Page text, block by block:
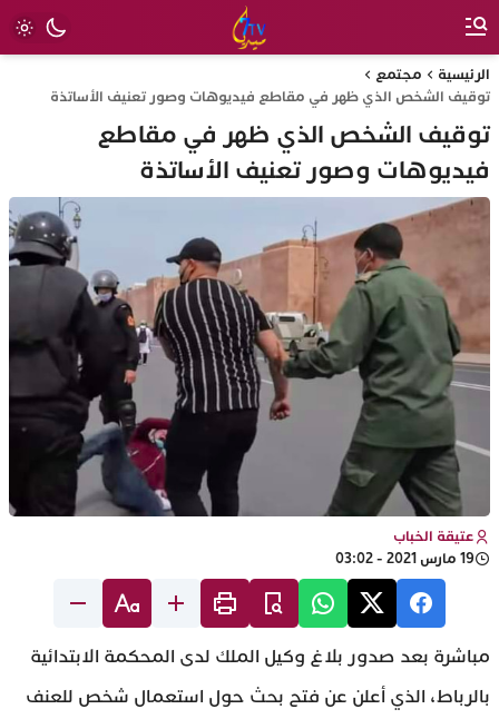
الرئيسية
مجتمع
توقيف الشخص الذي ظهر في مقاطع فيديوهات وصور تعنيف الأساتذة
توقيف الشخص الذي ظهر في مقاطع
فيديوهات وصور تعنيف الأساتذة
عتيقة الخباب
19 مارس 2021 - 03:02
مباشرة بعد صدور بلاغ وكيل الملك لدى المحكمة الابتدائية
بالرباط، الذي أعلن عن فتح بحث حول استعمال شخص للعنف